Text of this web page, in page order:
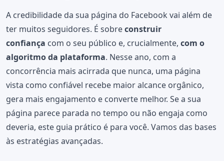
A credibilidade da sua página do Facebook vai além de
ter muitos seguidores. É sobreconstruir
confiança com o seu público e, crucialmente, com o
algoritmo da plataforma. Nesse ano, com a
concorrência mais acirrada que nunca, uma página
vista como confiável recebe maior alcance orgânico,
gera mais engajamento e converte melhor. Se a sua
página parece parada no tempo ou não engaja como
deveria, este guia prático é para você. Vamos das bases
às estratégias avançadas.